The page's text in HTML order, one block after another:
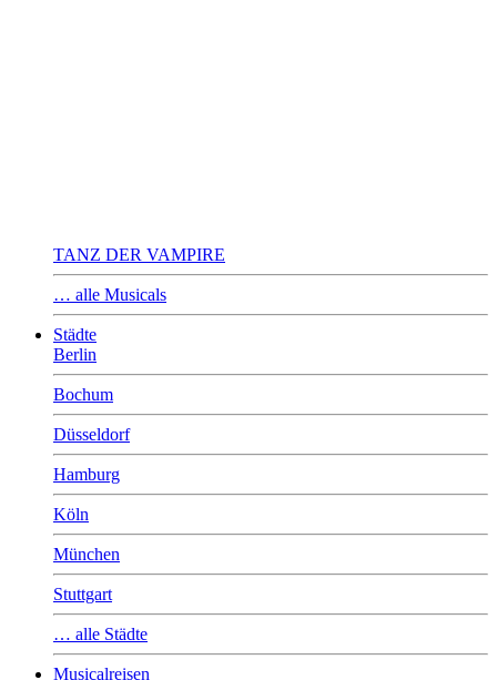
TANZ DER VAMPIRE
… alle Musicals
Städte
Berlin
Bochum
Düsseldorf
Hamburg
Köln
München
Stuttgart
… alle Städte
Musicalreisen